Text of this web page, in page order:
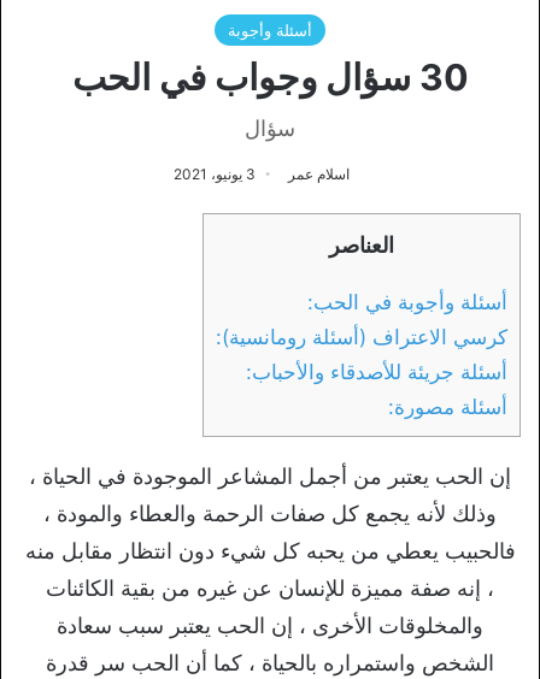
أسئلة وأجوبة
30 سؤال وجواب في الحب
سؤال
اسلام عمر 3 يونيو، 2021
العناصر
أسئلة وأجوبة في الحب:
كرسي الاعتراف (أسئلة رومانسية):
أسئلة جريئة للأصدقاء والأحباب:
أسئلة مصورة:
إن الحب يعتبر من أجمل المشاعر الموجودة في الحياة ،
وذلك لأنه يجمع كل صفات الرحمة والعطاء والمودة ،
فالحبيب يعطي من يحبه كل شيء دون انتظار مقابل منه
، إنه صفة مميزة للإنسان عن غيره من بقية الكائنات
والمخلوقات الأخرى ، إن الحب يعتبر سبب سعادة
الشخص واستمراره بالحياة ، كما أن الحب سر قدرة